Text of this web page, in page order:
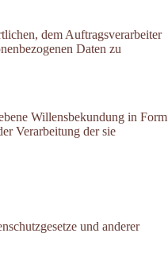
dem Auftragsverarbeiter
Daten zu
Willensbekundung in Form
Verarbeitung der sie
und anderer